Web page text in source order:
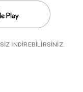
İNDİREBİLİRSİNİZ.